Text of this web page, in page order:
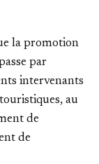
la promotion
par
intervenants
au
de
de